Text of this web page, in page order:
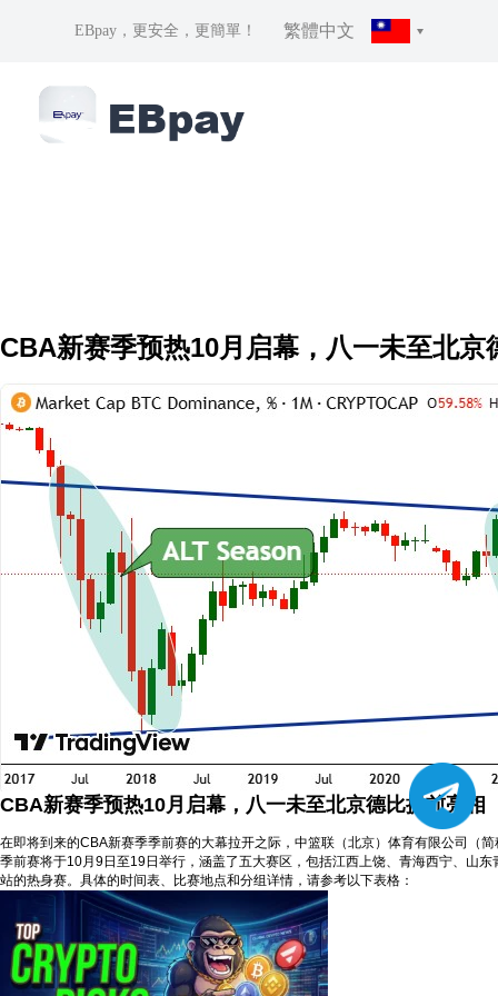
EBpay，更安全，更簡單！ 繁體中文
CBA新赛季预热10月启幕，八一未至北京
CBA新赛季预热10月启幕，八一未至北京德比提前亮相
在即将到来的CBA新赛季季前赛的大幕拉开之际，中篮联（北京）体育有限公司（
季前赛将于10月9日至19日举行，涵盖了五大赛区，包括江西上饶、青海西宁、山
站的热身赛。具体的时间表、比赛地点和分组详情，请参考以下表格：